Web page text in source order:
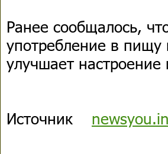
Ранее сообщалось,
употребление в пищу
улучшает настроение
Источник